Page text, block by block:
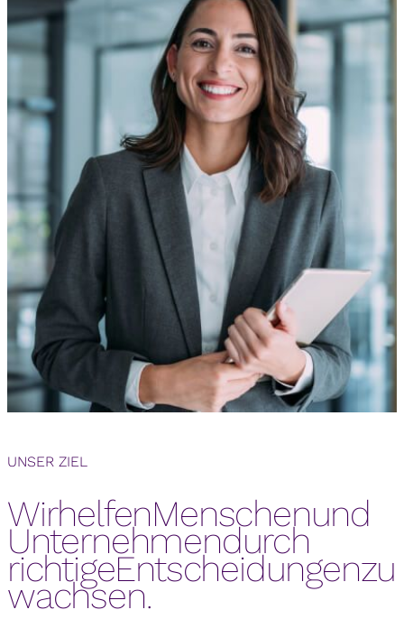
UNSER ZIEL
Wir helfen Menschen und Unternehmen durch richtige Entscheidungen zu wachsen.
WirhelfenMenschenund
Unternehmendurch
richtigeEntscheidungenzu
wachsen.